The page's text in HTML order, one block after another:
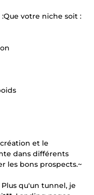
votre niche soit :
et le
dans différents
les bons prospects.~
qu'un tunnel, je